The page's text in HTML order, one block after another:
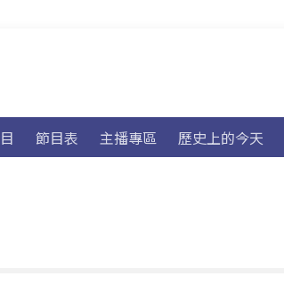
節目表 主播專區 歷史上的今天